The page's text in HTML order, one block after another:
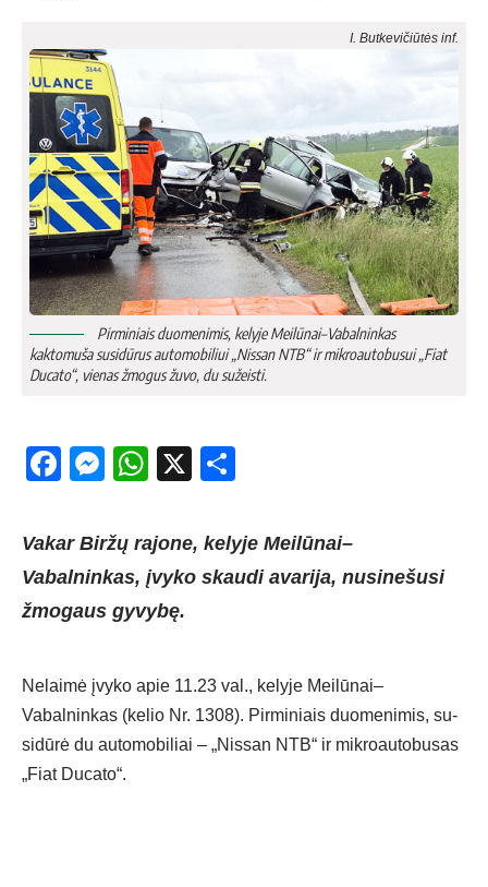
I. Butkevičiūtės inf.
Pirminiais duomenimis, kelyje Meilūnai–Vabalninkas
kaktomuša susidūrus automobiliui „Nissan NTB“ ir mikroautobusui „Fiat
Ducato“, vienas žmogus žuvo, du sužeisti.
Facebook
Messenger
WhatsApp
X
Vakar Biržų rajone, kelyje Meilūnai–
Vabalninkas, įvyko skaudi avarija, nusinešusi
žmogaus gyvybę.
Ne­lai­mė įvy­ko apie 11.23 val., ke­ly­je Meilūnai–
Vabalninkas (ke­lio Nr. 1308). Pir­mi­niais duo­me­ni­mis, su­
si­dū­rė du au­to­mo­bi­liai – „Nis­san NTB“ ir mik­roau­to­bu­sas
„Fiat Du­ca­to“.